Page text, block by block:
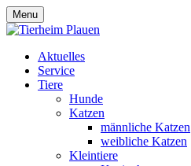
Menu
Aktuelles
Service
Tiere
Hunde
Katzen
männliche Katzen
weibliche Katzen
Kleintiere